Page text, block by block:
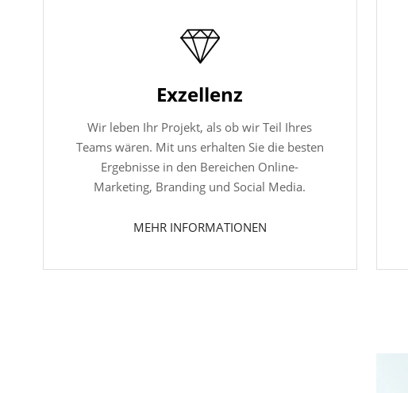
Exzellenz
Wir leben Ihr Projekt, als ob wir Teil Ihres
Teams wären. Mit uns erhalten Sie die besten
Ergebnisse in den Bereichen Online-
Marketing, Branding und Social Media.
MEHR INFORMATIONEN